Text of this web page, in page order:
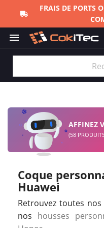

AFFINEZ
(58
Coque
Huawei
Retrouvez toutes nos
nos housses